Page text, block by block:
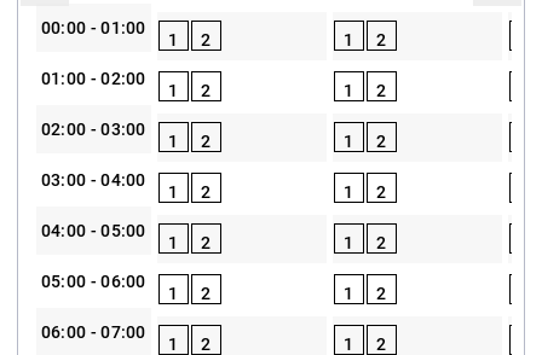
00:00 - 01:00
01:00 - 02:00
02:00 - 03:00
03:00 - 04:00
04:00 - 05:00
05:00 - 06:00
06:00 - 07:00
1 2 1 2
1 2 1 2
1 2 1 2
1 2 1 2
1 2 1 2
1 2 1 2
1 2 1 2